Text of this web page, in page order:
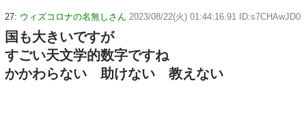
27: ウィズコロナの名無しさん 2023/08/22(火) 01:44:16.91 ID:s7CHAwJD0
国も大きいですが
すごい天文学的数字ですね
かかわらない 助けない 教えない